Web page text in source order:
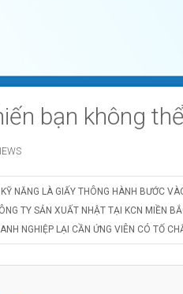
bạn không
NĂNG LÀ GIẤY THÔNG HÀNH BƯỚC
TY SẢN XUẤT NHẬT TẠI KCN MIỀN
NGHIỆP LẠI CẦN ỨNG VIÊN CÓ TỐ